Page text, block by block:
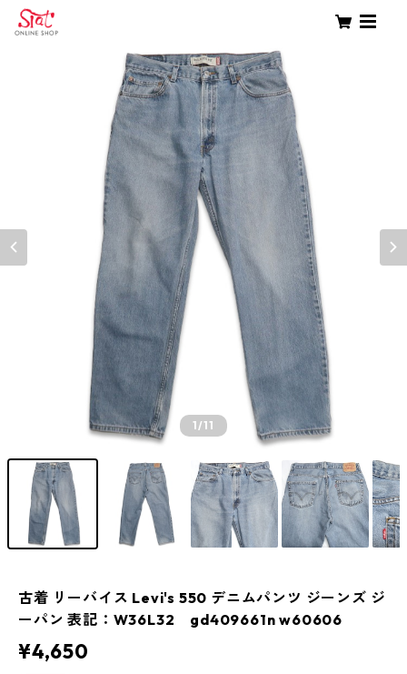
1/11
古着 リーバイス Levi's 550 デニムパンツ ジーンズ ジ
ーパン 表記：W36L32 gd409661n w60606
¥4,650